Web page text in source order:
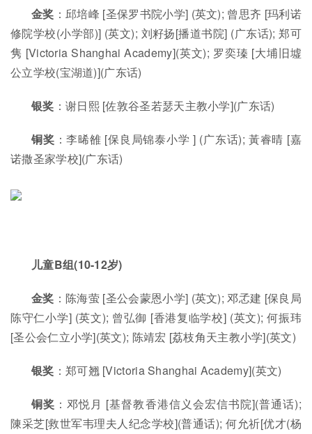
金奖 ：邱培峰 [圣保罗书院小学] (英文); 曾思齐 [玛利诺
修院学校(小学部)] (英文); 刘籽扬[播道书院] (广东话); 郑可
隽 [Victoria Shanghai Academy](英文); 罗奕瑧 [大埔旧墟
公立学校(宝湖道)](广东话)
银奖 ：谢日熙 [佐敦谷圣若瑟天主教小学](广东话)
铜奖 ：李晞雒 [保良局锦泰小学 ] (广东话); 黃睿晴 [嘉
诺撒圣家学校](广东话)
儿童B组(10-12岁)
金奖 ：陈海萤 [圣公会蒙恩小学] (英文); 邓孞建 [保良局
陈守仁小学] (英文); 曾弘御 [香港复临学校] (英文); 何振玮
[圣公会仁立小学](英文); 陈靖宏 [荔枝角天主教小学](英文)
银奖 ：郑可翘 [Victoria Shanghai Academy](英文)
铜奖 ：邓悦月 [基督教香港信义会宏信书院](普通话);
陳采芝[救世军韦理夫人纪念学校](普通话); 何允祈[优才(杨